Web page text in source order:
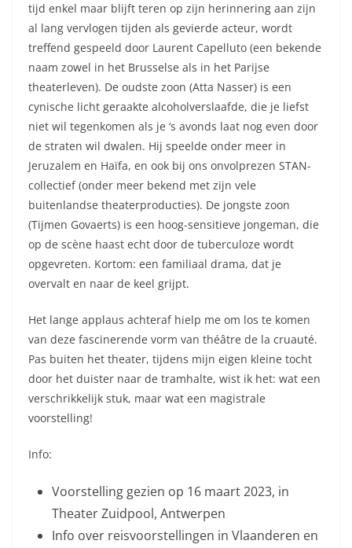
tijd enkel maar blijft teren op zijn herinnering aan zijn
al lang vervlogen tijden als gevierde acteur, wordt
treffend gespeeld door Laurent Capelluto (een bekende
naam zowel in het Brusselse als in het Parijse
theaterleven). De oudste zoon (Atta Nasser) is een
cynische licht geraakte alcoholverslaafde, die je liefst
niet wil tegenkomen als je ‘s avonds laat nog even door
de straten wil dwalen. Hij speelde onder meer in
Jeruzalem en Haïfa, en ook bij ons onvolprezen STAN-
collectief (onder meer bekend met zijn vele
buitenlandse theaterproducties). De jongste zoon
(Tijmen Govaerts) is een hoog-sensitieve jongeman, die
op de scène haast echt door de tuberculoze wordt
opgevreten. Kortom: een familiaal drama, dat je
overvalt en naar de keel grijpt.
Het lange applaus achteraf hielp me om los te komen
van deze fascinerende vorm van théâtre de la cruauté.
Pas buiten het theater, tijdens mijn eigen kleine tocht
door het duister naar de tramhalte, wist ik het: wat een
verschrikkelijk stuk, maar wat een magistrale
voorstelling!
Info:
Voorstelling gezien op 16 maart 2023, in
Theater Zuidpool, Antwerpen
Info over reisvoorstellingen in Vlaanderen en